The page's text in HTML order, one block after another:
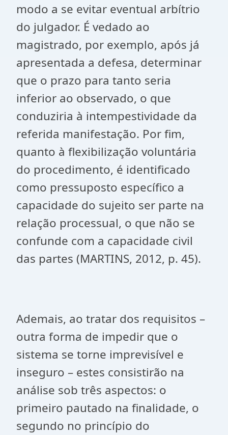
modo a se evitar eventual arbítrio
do julgador. É vedado ao
magistrado, por exemplo, após já
apresentada a defesa, determinar
que o prazo para tanto seria
inferior ao observado, o que
conduziria à intempestividade da
referida manifestação. Por fim,
quanto à flexibilização voluntária
do procedimento, é identificado
como pressuposto específico a
capacidade do sujeito ser parte na
relação processual, o que não se
confunde com a capacidade civil
das partes (MARTINS, 2012, p. 45).
Ademais, ao tratar dos requisitos –
outra forma de impedir que o
sistema se torne imprevisível e
inseguro – estes consistirão na
análise sob três aspectos: o
primeiro pautado na finalidade, o
segundo no princípio do